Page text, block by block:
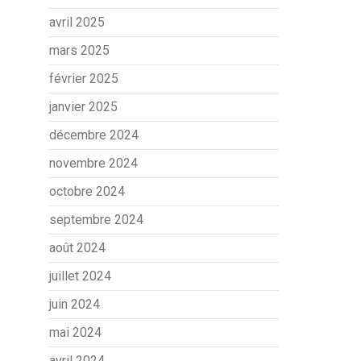
avril 2025
mars 2025
février 2025
janvier 2025
décembre 2024
novembre 2024
octobre 2024
septembre 2024
août 2024
juillet 2024
juin 2024
mai 2024